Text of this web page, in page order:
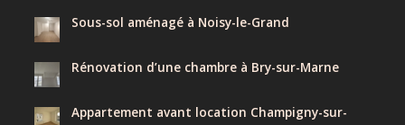
Sous-sol aménagé à Noisy-le-Grand
Rénovation d’une chambre à Bry-sur-Marne
Appartement avant location Champigny-sur-